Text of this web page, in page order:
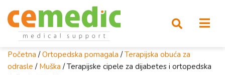
Početna /Ortopedska pomagala /Terapijska obuća za
odrasle / Muška / Terapijske cipele za dijabetes i ortopedska